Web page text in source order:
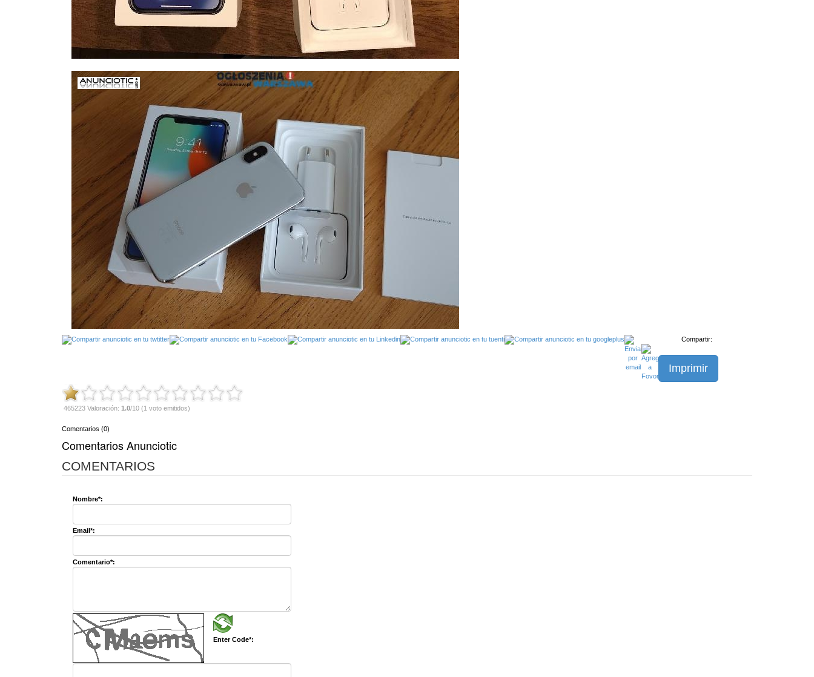
Compartir:
Imprimir
465223 Valoración: 1.0/10 (1 voto emitidos)
Comentarios (0)
Comentarios Anunciotic
COMENTARIOS
Nombre*:
Email*:
Comentario*:
Enter Code*: